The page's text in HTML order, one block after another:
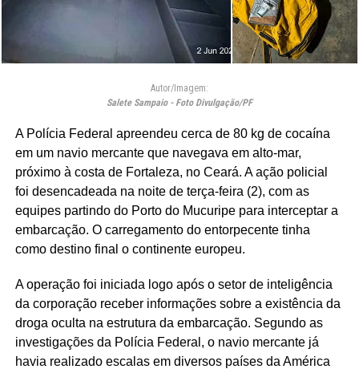
Autor/Imagem:
Salete Sampaio - Foto Divulgação/PF
A Polícia Federal apreendeu cerca de 80 kg de cocaína
em um navio mercante que navegava em alto-mar,
próximo à costa de Fortaleza, no Ceará. A ação policial
foi desencadeada na noite de terça-feira (2), com as
equipes partindo do Porto do Mucuripe para interceptar a
embarcação. O carregamento do entorpecente tinha
como destino final o continente europeu.
A operação foi iniciada logo após o setor de inteligência
da corporação receber informações sobre a existência da
droga oculta na estrutura da embarcação. Segundo as
investigações da Polícia Federal, o navio mercante já
havia realizado escalas em diversos países da América